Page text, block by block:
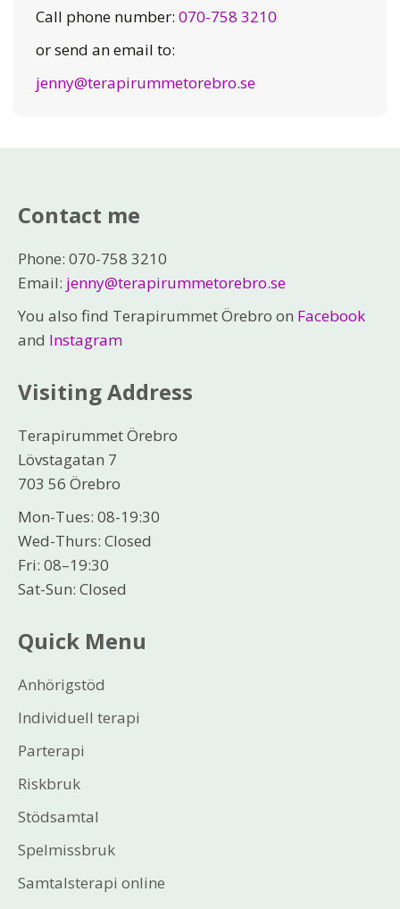
Call phone number: 070-758 3210
or send an email to:
jenny@terapirummetorebro.se
Contact me
Phone: 070-758 3210
Email: jenny@terapirummetorebro.se
You also find Terapirummet Örebro on Facebook
and Instagram
Visiting Address
Terapirummet Örebro
Lövstagatan 7
703 56 Örebro
Mon-Tues: 08-19:30
Wed-Thurs: Closed
Fri: 08–19:30
Sat-Sun: Closed
Quick Menu
Anhörigstöd
Individuell terapi
Parterapi
Riskbruk
Stödsamtal
Spelmissbruk
Samtalsterapi online